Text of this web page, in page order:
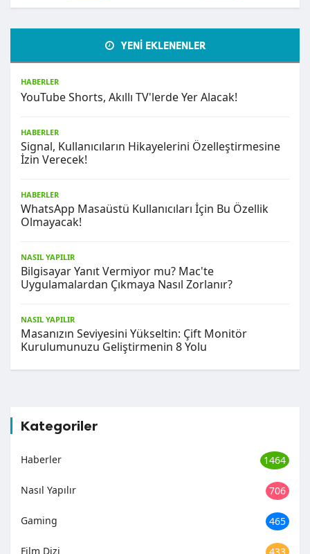
YENİ EKLENENLER
HABERLER
YouTube Shorts, Akıllı TV'lerde Yer Alacak!
HABERLER
Signal, Kullanıcıların Hikayelerini Özelleştirmesine
İzin Verecek!
HABERLER
WhatsApp Masaüstü Kullanıcıları İçin Bu Özellik
Olmayacak!
NASIL YAPILIR
Bilgisayar Yanıt Vermiyor mu? Mac'te
Uygulamalardan Çıkmaya Nasıl Zorlanır?
NASIL YAPILIR
Masanızın Seviyesini Yükseltin: Çift Monitör
Kurulumunuzu Geliştirmenin 8 Yolu
Kategoriler
Haberler 1464
Nasıl Yapılır 706
Gaming 465
Film Dizi